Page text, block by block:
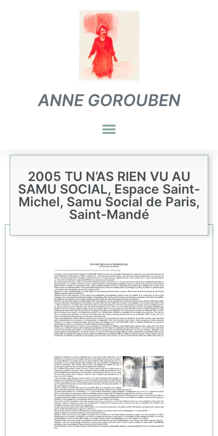
ANNE GOROUBEN
2005 TU N’AS RIEN VU AU
SAMU SOCIAL, Espace Saint-
Michel, Samu Social de Paris,
Saint-Mandé